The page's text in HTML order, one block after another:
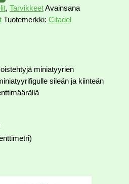
, TarvikkeetAvainsana
Tuotemerkki: Citadel
miniatyyrien
sileän ja kiinteän